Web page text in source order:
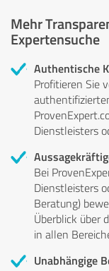
Mehr
Expertensuche
Authentische
Profitieren Sie
Dienstleisters
Bei
Dienstleisters
Beratung)
Überblick über
in allen
Unabhängige